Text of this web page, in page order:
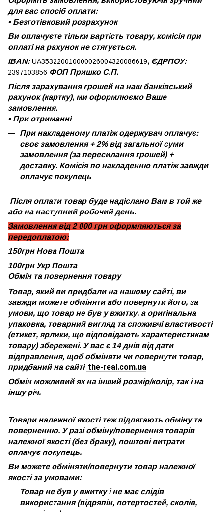
для вас спосіб оплати:
• Безготівковий розрахунок
Ви оплачуєте тільки вартість товару, комісія при
оплаті на рахунок не стягується.
IBAN:UA353220010000026004320086619, ЄДРПОУ:
2397103856 ФОП Пришко С.П.
Після зарахування грошей на наш банківський
рахунок (картку), ми оформлюємо Ваше
замовлення.
•При отриманні
При накладеному платіж одержувач оплачує:
своє замовлення + 2% від загальної суми
замовлення (за пересилання грошей) +
доставку. Комісія по накладенню платіж завжди
оплачує покупець
Після оплати товар буде надіслано Вам в той же
або на наступний робочий день.
Замовлення від 2 000 грн оформляються за
передоплатою:
150грн Нова Пошта
100грн Укр Пошта
Обмін та повернення товару
Товар, який ви придбали на нашому сайті, ви
завжди можете обміняти або повернути його, за
умови, що товар не був у вжитку, а оригінальна
упаковка, товарний вигляд та споживчі властивості
(етикет, ярлики, що відповідають характеристикам
товару) збережені. У вас є 14 днів від дати
відправлення, щоб обміняти чи повернути товар,
придбаний на сайті the-real.com.ua
Обмін можливий як на інший розмір/колір, так і на
іншу річ.
Товари належної якості теж підлягають обміну та
поверненню. У разі обміну/повернення товарів
належної якості (без браку), поштові витрати
оплачує покупець.
Ви можете обміняти/повернути товар належної
якості за умовами:
Товар не був у вжитку і не має слідів
використання (підряпін, потертостей, сколів,